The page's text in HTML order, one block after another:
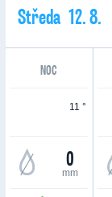
Středa 12. 8.
NOC
11 °
0
mm